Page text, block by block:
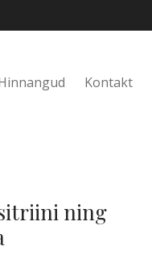
Kontakt
ning